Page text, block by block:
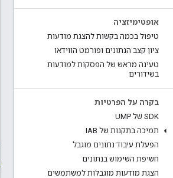
אופטימיזציה
טיפול בכמה בקשות להצגת מודעות
ציון קצב הנתונים ופורמט הווידאו
טעינה מראש של הפסקות למודעות
בשידורים
בקרה על הפרטיות
SDK של UMP
תמיכה בתקנות של IAB
הפעלת עיבוד נתונים מוגבל
חשיפת השימוש בנתונים
הצגת מודעות מוגבלות למשתמשים